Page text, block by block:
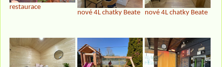
restaurace
nové 4L chatky Beate nové 4L chatky Beate